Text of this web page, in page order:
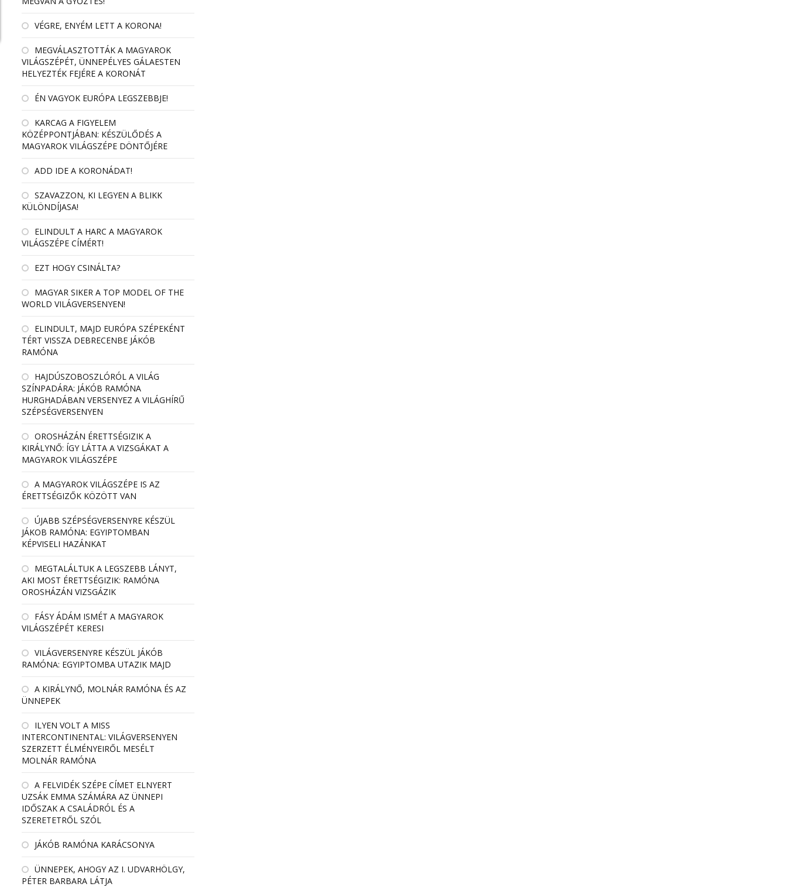
VÉGRE, ENYÉM LETT A KORONA!
MEGVÁLASZTOTTÁK A MAGYAROK
VILÁGSZÉPÉT, ÜNNEPÉLYES GÁLAESTEN
HELYEZTÉK FEJÉRE A KORONÁT
ÉN VAGYOK EURÓPA LEGSZEBBJE!
KARCAG A FIGYELEM
KÖZÉPPONTJÁBAN: KÉSZÜLŐDÉS A
MAGYAROK VILÁGSZÉPE DÖNTŐJÉRE
ADD IDE A KORONÁDAT!
SZAVAZZON, KI LEGYEN A BLIKK
KÜLÖNDÍJASA!
ELINDULT A HARC A MAGYAROK
VILÁGSZÉPE CÍMÉRT!
EZT HOGY CSINÁLTA?
MAGYAR SIKER A TOP MODEL OF THE
WORLD VILÁGVERSENYEN!
ELINDULT, MAJD EURÓPA SZÉPEKÉNT
TÉRT VISSZA DEBRECENBE JÁKÓB
RAMÓNA
HAJDÚSZOBOSZLÓRÓL A VILÁG
SZÍNPADÁRA: JÁKÓB RAMÓNA
HURGHADÁBAN VERSENYEZ A VILÁGHÍRŰ
SZÉPSÉGVERSENYEN
OROSHÁZÁN ÉRETTSÉGIZIK A
KIRÁLYNŐ: ÍGY LÁTTA A VIZSGÁKAT A
MAGYAROK VILÁGSZÉPE
A MAGYAROK VILÁGSZÉPE IS AZ
ÉRETTSÉGIZŐK KÖZÖTT VAN
ÚJABB SZÉPSÉGVERSENYRE KÉSZÜL
JÁKOB RAMÓNA: EGYIPTOMBAN
KÉPVISELI HAZÁNKAT
MEGTALÁLTUK A LEGSZEBB LÁNYT,
AKI MOST ÉRETTSÉGIZIK: RAMÓNA
OROSHÁZÁN VIZSGÁZIK
FÁSY ÁDÁM ISMÉT A MAGYAROK
VILÁGSZÉPÉT KERESI
VILÁGVERSENYRE KÉSZÜL JÁKÓB
RAMÓNA: EGYIPTOMBA UTAZIK MAJD
A KIRÁLYNŐ, MOLNÁR RAMÓNA ÉS AZ
ÜNNEPEK
ILYEN VOLT A MISS
INTERCONTINENTAL: VILÁGVERSENYEN
SZERZETT ÉLMÉNYEIRŐL MESÉLT
MOLNÁR RAMÓNA
A FELVIDÉK SZÉPE CÍMET ELNYERT
UZSÁK EMMA SZÁMÁRA AZ ÜNNEPI
IDŐSZAK A CSALÁDRÓL ÉS A
SZERETETRŐL SZÓL
JÁKÓB RAMÓNA KARÁCSONYA
ÜNNEPEK, AHOGY AZ I. UDVARHÖLGY,
PÉTER BARBARA LÁTJA